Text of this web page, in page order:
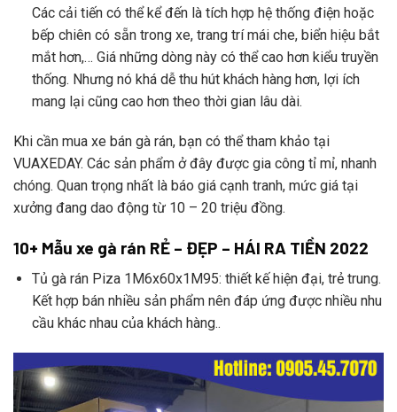
Các cải tiến có thể kể đến là tích hợp hệ thống điện hoặc
bếp chiên có sẵn trong xe, trang trí mái che, biển hiệu bắt
mắt hơn,… Giá những dòng này có thể cao hơn kiểu truyền
thống. Nhưng nó khá dễ thu hút khách hàng hơn, lợi ích
mang lại cũng cao hơn theo thời gian lâu dài.
Khi cần mua xe bán gà rán, bạn có thể tham khảo tại
VUAXEDAY. Các sản phẩm ở đây được gia công tỉ mỉ, nhanh
chóng. Quan trọng nhất là báo giá cạnh tranh, mức giá tại
xưởng đang dao động từ 10 – 20 triệu đồng.
10+ Mẫu xe gà rán RẺ – ĐẸP – HÁI RA TIỀN 2022
Tủ gà rán Piza 1M6x60x1M95: thiết kế hiện đại, trẻ trung.
Kết hợp bán nhiều sản phẩm nên đáp ứng được nhiều nhu
cầu khác nhau của khách hàng..